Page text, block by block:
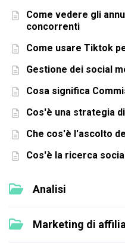
Come vedere gli
concorrenti
Come usare Tiktok
Gestione dei social
Cosa significa
Cos'è una strategia
Che cos'è l'ascolto
Cos'è la ricerca
Analisi
Marketing di